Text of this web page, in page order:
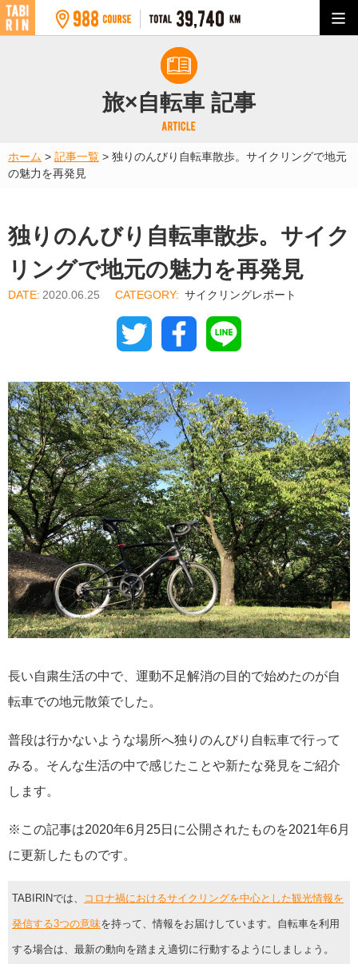
旅×自転車 記事
ホーム > 記事一覧 > 独りのんびり自転車散歩。サイクリングで地元
の魅力を再発見
独りのんびり自転車散歩。サイク
リングで地元の魅力を再発見
2020.06.25 サイクリングレポート
Twitter Facebook
長い自粛生活の中で、運動不足解消の目的で始めたのが自
転車での地元散策でした。
普段は行かないような場所へ独りのんびり自転車で行って
みる。そんな生活の中で感じたことや新たな発見をご紹介
します。
※この記事は2020年6月25日に公開されたものを2021年6月
に更新したものです。
TABIRINでは、 コロナ禍におけるサイクリングを中心とした観光情報を
発信する3つの意味を持って、情報をお届けしています。自転車を利用
する場合は、最新の動向を踏まえ適切に行動するようにしましょう。